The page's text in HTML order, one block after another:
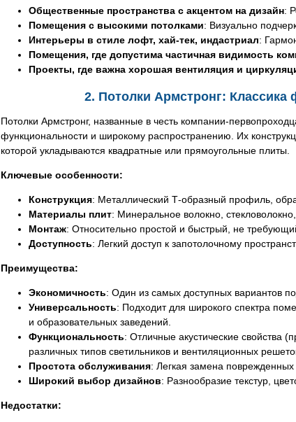
Общественные пространства с акцентом на дизайн:
Помещения с высокими потолками: Визуально
Интерьеры в стиле лофт, хай-тек, индастриал:
Помещения, где допустима частичная видимость
Проекты, где важна хорошая вентиляция и
2. Потолки Армстронг: Классика
Потолки Армстронг, названные в честь компании-
функциональности и широкому распространению. Их
которой укладываются квадратные или прямоугольные плиты.
Ключевые особенности:
Конструкция: Металлический Т-образный профиль,
Материалы плит: Минеральное волокно,
Монтаж: Относительно простой и быстрый, не
Доступность: Легкий доступ к запотолочному
Преимущества:
Экономичность: Один из самых доступных вариантов
Универсальность: Подходит для широкого спектра
и образовательных заведений.
Функциональность: Отличные акустические свойства
различных типов светильников и вентиляционных
Простота обслуживания: Легкая замена поврежденных
Широкий выбор дизайнов: Разнообразие текстур,
Недостатки: